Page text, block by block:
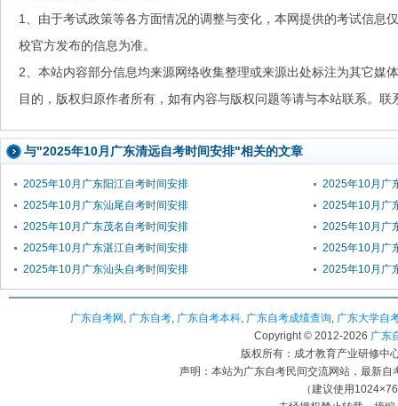
1、由于考试政策等各方面情况的调整与变化，本网提供的考试信息
校官方发布的信息为准。
2、本站内容部分信息均来源网络收集整理或来源出处标注为其它媒
目的，版权归原作者所有，如有内容与版权问题等请与本站联系。
与"2025年10月广东清远自考时间安排"相关的文章
2025年10月广东阳江自考时间安排
2025年10月广
2025年10月广东汕尾自考时间安排
2025年10月广
2025年10月广东茂名自考时间安排
2025年10月广
2025年10月广东湛江自考时间安排
2025年10月广
2025年10月广东汕头自考时间安排
2025年10月广
广东自考网 广东自考 广东自考本科 广东自考成绩查询 广东大学自
Copyright © 2012-2026 广东
版权所有：成才教育产业研修中
声明：本站为广东自考民间交流网站，最新
（建议使用